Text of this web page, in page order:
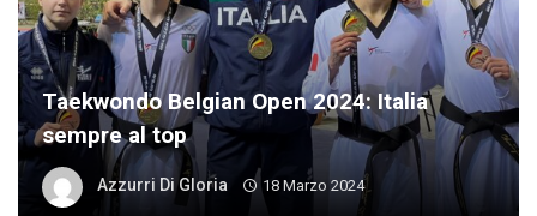
Taekwondo Belgian Open 2024: Italia
sempre al top
Azzurri Di Gloria 18 Marzo 2024